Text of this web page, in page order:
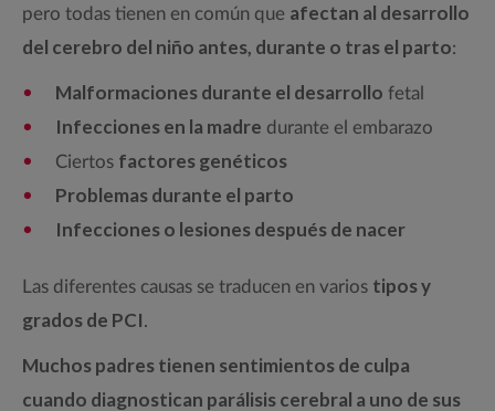
pero todas tienen en común que afectan al desarrollo
del cerebro del niño antes, durante o tras el parto:
Malformaciones durante el desarrollo fetal
Infecciones en la madre durante el embarazo
Ciertos factores genéticos
Problemas durante el parto
Infecciones o lesiones después de nacer
Las diferentes causas se traducen en varios tipos y
grados de PCI.
Muchos padres tienen sentimientos de culpa
cuando diagnostican parálisis cerebral a uno de sus